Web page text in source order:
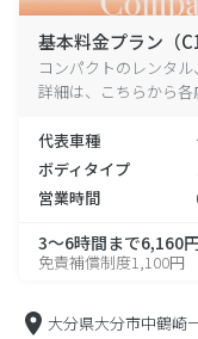
基本料金プラン（C1
コンパクトのレンタ
詳細は、こちらから各
代表車種
ボディタイプ
営業時間
3～6時間まで6,160
免責補償制度1,100円
大分県大分市中鶴崎